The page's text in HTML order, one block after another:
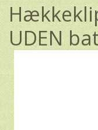
UDEN